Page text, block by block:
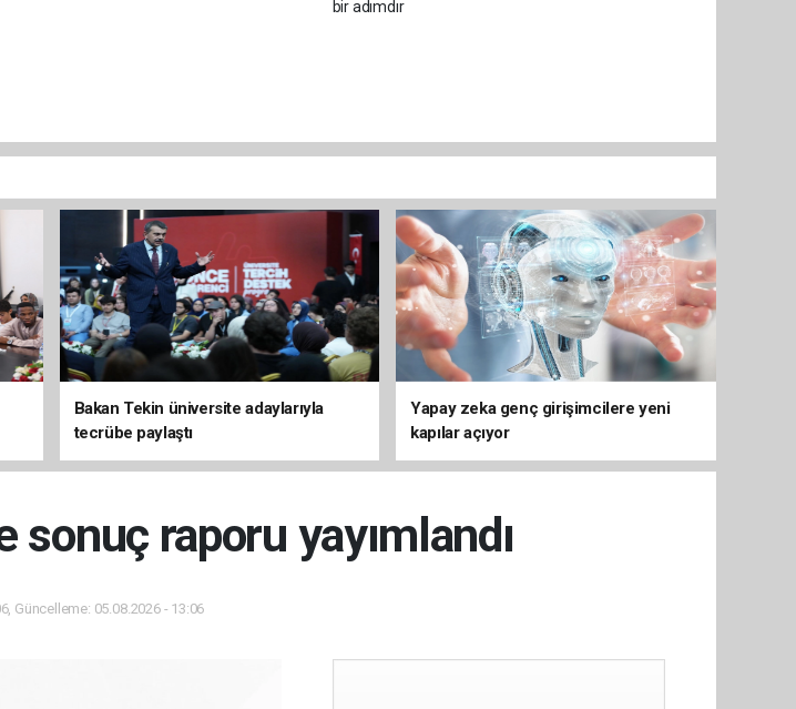
Bakan Tekin üniversite adaylarıyla
tecrübe paylaştı
Yapay zeka genç girişimcilere yeni
kapılar açıyor
raporu yayımlandı
Güncelleme: 05.08.2026 - 13:06